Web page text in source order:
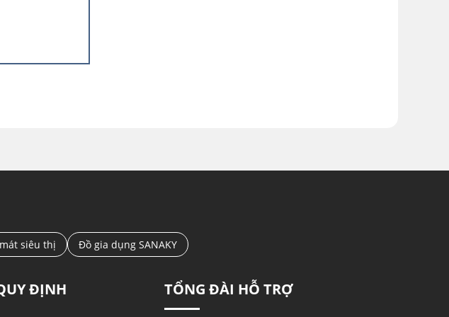
khả năng
mảnh nhọn
siêu thị Đồ gia dụng SANAKY
ĐỊNH TỔNG ĐÀI HỖ TRỢ